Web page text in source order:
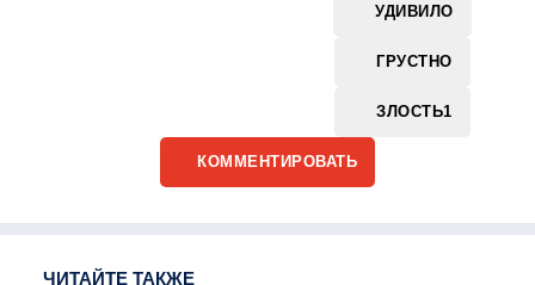
УДИВИЛО
ГРУСТНО
ЗЛОСТЬ1
КОММЕНТИРОВАТЬ
ЧИТАЙТЕ ТАКЖЕ